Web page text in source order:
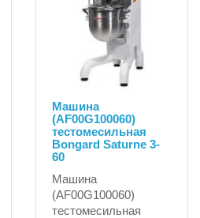
Машина
(AF00G100060)
тестомесильная
Bongard Saturne 3-
60
Машина
(AF00G100060)
тестомесильная